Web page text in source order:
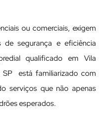
ou comerciais, exigem
de segurança e eficiência
qualificado em Vila
SP está familiarizado com
serviços que não apenas
esperados.